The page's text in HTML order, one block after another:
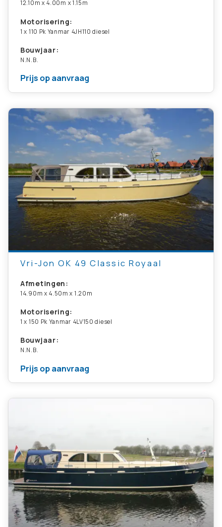
12.10m x 4.00m x 1.15m
Motorisering:
1 x 110 Pk Yanmar 4JH110 diesel
Bouwjaar:
N.N.B.
Prijs op aanvraag
Vri-Jon OK 49 Classic Royaal
Afmetingen:
14.90m x 4.50m x 1.20m
Motorisering:
1 x 150 Pk Yanmar 4LV150 diesel
Bouwjaar:
N.N.B.
Prijs op aanvraag